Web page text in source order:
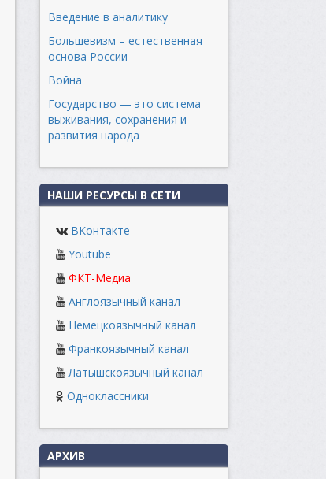
Введение в аналитику
Большевизм – естественная
основа России
Война
Государство — это система
выживания, сохранения и
развития народа
НАШИ РЕСУРСЫ В СЕТИ
ВКонтакте
Youtube
ФКТ-Медиа
Англоязычный канал
Немецкоязычный канал
Франкоязычный канал
Латышскоязычный канал
Одноклассники
АРХИВ